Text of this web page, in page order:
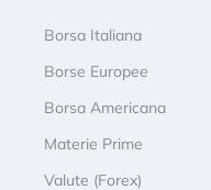
Borsa Italiana
Borse Europee
Borsa Americana
Materie Prime
Valute (Forex)